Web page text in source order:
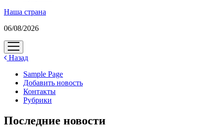
Наша страна
06/08/2026
открыть
меню
Назад
Sample Page
Добавить новость
Контакты
Рубрики
Последние новости